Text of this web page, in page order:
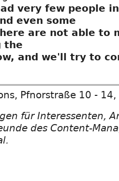
very few people
even some
are not able to
the
and we'll try to
Pfnorstraße 10 -
für Interessenten,
des Content-